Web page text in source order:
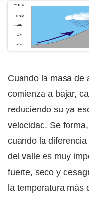
Cuando la masa de
comienza a bajar,
reduciendo su ya
velocidad. Se
cuando la
del valle es muy
fuerte, seco y
la temperatura más